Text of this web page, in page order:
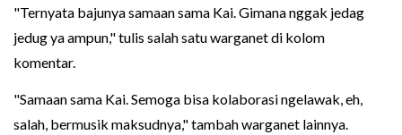
"Ternyata bajunya samaan sama Kai. Gimana nggak jedag
jedug ya ampun," tulis salah satu warganet di kolom
komentar.
"Samaan sama Kai. Semoga bisa kolaborasi ngelawak, eh,
salah, bermusik maksudnya," tambah warganet lainnya.